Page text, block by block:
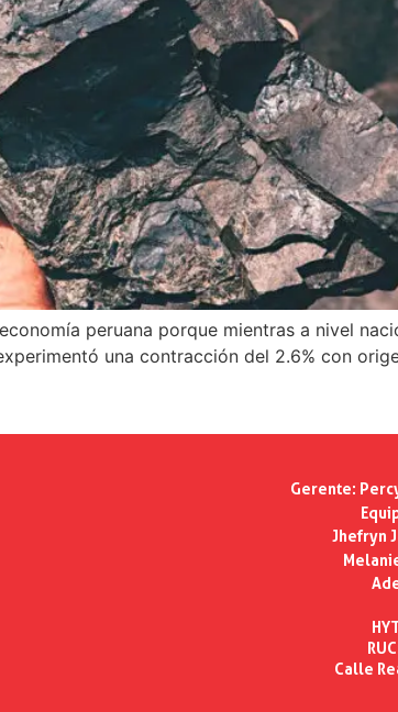
peruana porque mientras a nivel
una contracción del 2.6% con
Gerente:
Jhefryn
Calle